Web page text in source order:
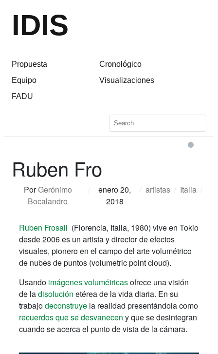
IDIS
Propuesta
Equipo
FADU
Cronológico
Visualizaciones
Ruben Fro
PorGerónimo
Bocalandro
/
enero 20,
2018
/ artistas / Italia /
Ruben Frosali (Florencia, Italia, 1980) vive en Tokio
desde 2006 es un artista y director de efectos
visuales, pionero en el campo del arte volumétrico
de nubes de puntos (volumetric point cloud).
Usando imágenes volumétricasofrece una visión
de ladisolución etérea de la vida diaria. En su
trabajodeconstruye la realidad presentándola como
recuerdos que se desvanecen y que se desintegran
cuando se acerca el punto de vista de la cámara.